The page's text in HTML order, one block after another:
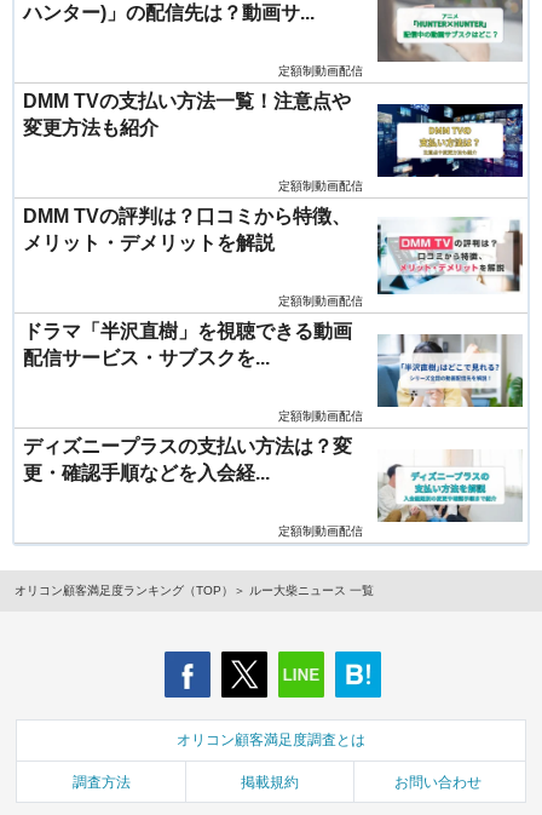
ハンター)」の配信先は？動画サ...
定額制動画配信
DMM TVの支払い方法一覧！注意点や
変更方法も紹介
定額制動画配信
DMM TVの評判は？口コミから特徴、
メリット・デメリットを解説
定額制動画配信
ドラマ「半沢直樹」を視聴できる動画
配信サービス・サブスクを...
定額制動画配信
ディズニープラスの支払い方法は？変
更・確認手順などを入会経...
定額制動画配信
オリコン顧客満足度ランキング（TOP） ルー大柴ニュース 一覧
オリコン顧客満足度調査とは
調査方法 掲載規約 お問い合わせ